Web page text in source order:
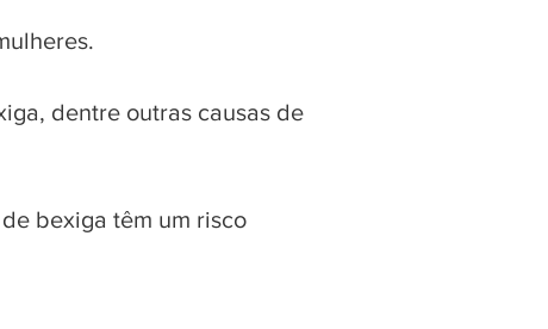
dentre outras causas de
bexiga têm um risco